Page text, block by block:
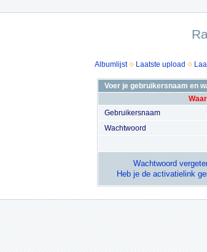
Albumlijst
Laatste upload
Voer je gebruikersnaam en
Gebruikersnaam
Wachtwoord
Wachtwoord
Heb je de activatielink